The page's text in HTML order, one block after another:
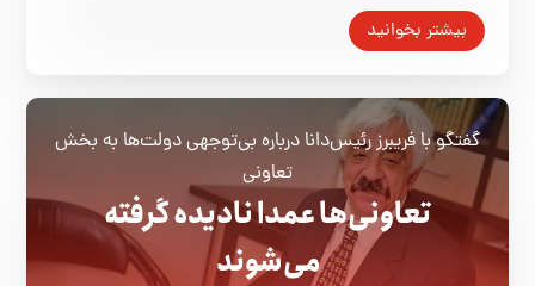
بیشتر بخوانید
گفتگو با فریبرز رئیس‌دانا درباره بی‌توجهی‌ دولت‌ها به بخش
تعاونی
تعاونی‌ها عمدا نادیده گرفته
می‌شوند